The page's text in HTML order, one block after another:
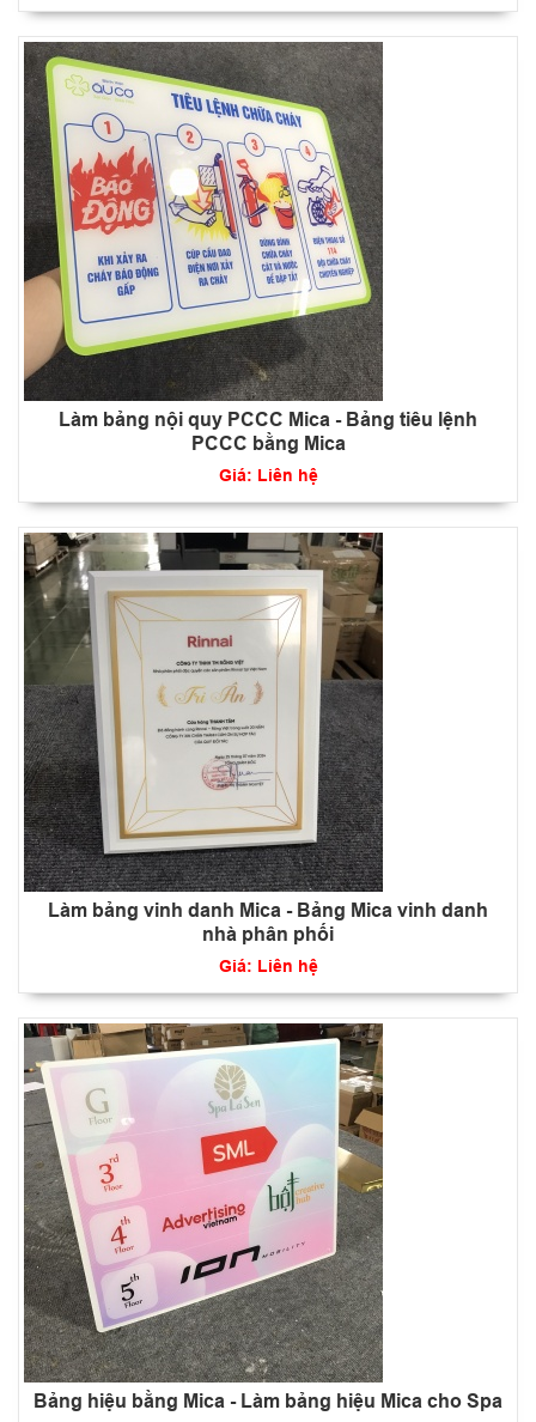
Làm bảng nội quy PCCC Mica - Bảng tiêu lệnh
PCCC bằng Mica
Giá: Liên hệ
Làm bảng vinh danh Mica - Bảng Mica vinh danh
nhà phân phối
Giá: Liên hệ
Bảng hiệu bằng Mica - Làm bảng hiệu Mica cho Spa